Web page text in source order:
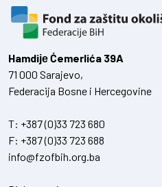
Hamdiје Ćemerlića 39A
71 000 Sarajevo,
Federacija Bosne i Hercegovine
T: +387 (0)33 723 680
F: +387 (0)33 723 688
info@fzofbih.org.ba